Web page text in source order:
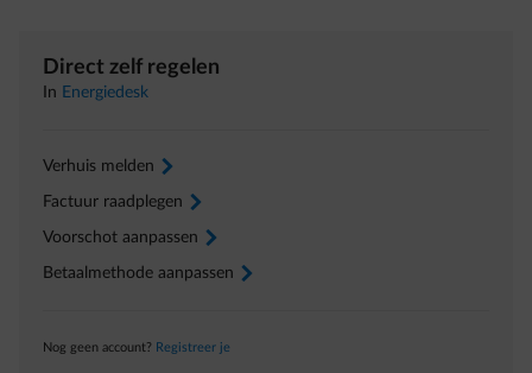
Direct zelf regelen
In Energiedesk
Verhuis melden arrow-right
Factuur raadplegen arrow-right
Voorschot aanpassen arrow-right
Betaalmethode aanpassen arrow-right
Nog geen account? Registreer je